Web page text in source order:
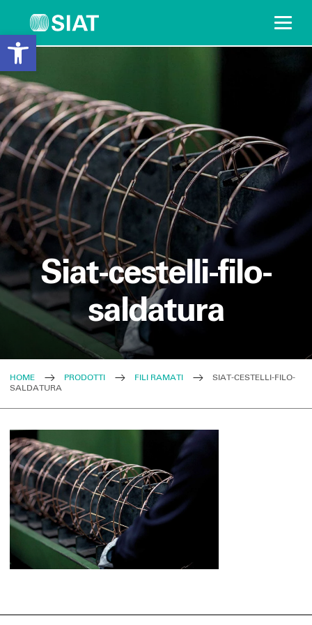
Open toolbar
Vai
al
contenuto
Siat-cestelli-filo-
saldatura
HOME PRODOTTI FILI RAMATI
SIAT-CESTELLI-FILO-
SALDATURA